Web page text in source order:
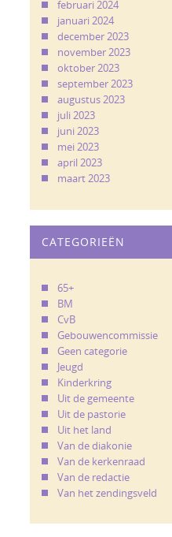
februari 2024
januari 2024
december 2023
november 2023
oktober 2023
september 2023
augustus 2023
juli 2023
juni 2023
mei 2023
april 2023
maart 2023
CATEGORIEËN
65+
BM
CvB
Gebouwencommissie
Geen categorie
Jeugd
Kinderkring
Uit de gemeente
Uit de pastorie
Uit het land
Van de diakonie
Van de kerkenraad
Van de redactie
Van het zendingsveld